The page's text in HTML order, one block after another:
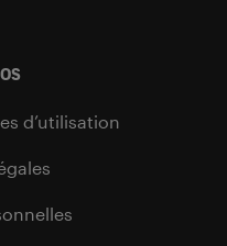
d’utilisation